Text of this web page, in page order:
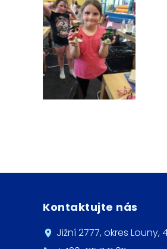
Kontaktujte nás
Jižní 2777, okres Louny,